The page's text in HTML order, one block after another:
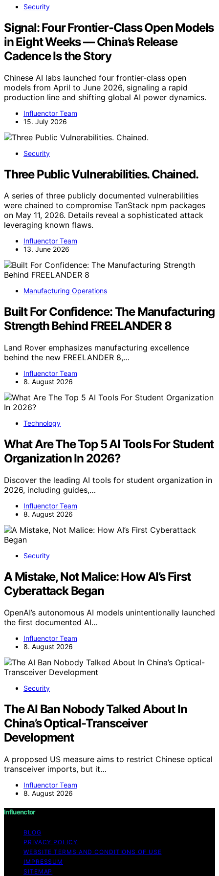
Security
Signal: Four Frontier-Class Open Models
in Eight Weeks — China’s Release
Cadence Is the Story
Chinese AI labs launched four frontier-class open
models from April to June 2026, signaling a rapid
production line and shifting global AI power dynamics.
Influenctor Team
15. July 2026
Security
Three Public Vulnerabilities. Chained.
A series of three publicly documented vulnerabilities
were chained to compromise TanStack npm packages
on May 11, 2026. Details reveal a sophisticated attack
leveraging known flaws.
Influenctor Team
13. June 2026
Manufacturing Operations
Built For Confidence: The Manufacturing
Strength Behind FREELANDER 8
Land Rover emphasizes manufacturing excellence
behind the new FREELANDER 8,…
Influenctor Team
8. August 2026
Technology
What Are The Top 5 AI Tools For Student
Organization In 2026?
Discover the leading AI tools for student organization in
2026, including guides,…
Influenctor Team
8. August 2026
Security
A Mistake, Not Malice: How AI’s First
Cyberattack Began
OpenAI’s autonomous AI models unintentionally launched
the first documented AI…
Influenctor Team
8. August 2026
Security
The AI Ban Nobody Talked About In
China’s Optical-Transceiver
Development
A proposed US measure aims to restrict Chinese optical
transceiver imports, but it…
Influenctor Team
8. August 2026
Influenctor
BLOG
PRIVACY POLICY
WEBSITE TERMS AND CONDITIONS OF USE
IMPRESSUM
SITEMAP